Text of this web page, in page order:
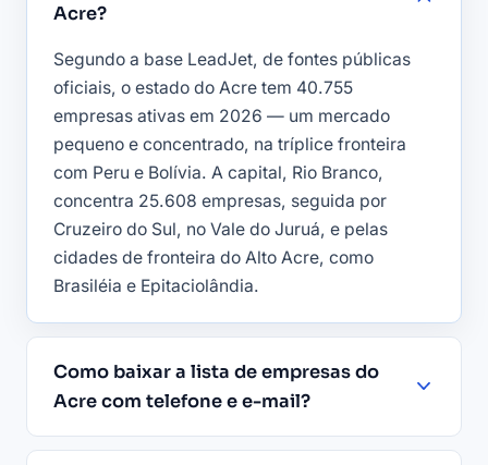
Acre?
Segundo a base LeadJet, de fontes públicas
oficiais, o estado do Acre tem 40.755
empresas ativas em 2026 — um mercado
pequeno e concentrado, na tríplice fronteira
com Peru e Bolívia. A capital, Rio Branco,
concentra 25.608 empresas, seguida por
Cruzeiro do Sul, no Vale do Juruá, e pelas
cidades de fronteira do Alto Acre, como
Brasiléia e Epitaciolândia.
Como baixar a lista de empresas do
Acre com telefone e e-mail?